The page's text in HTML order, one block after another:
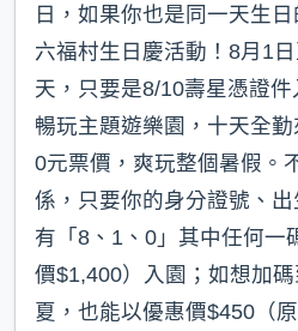
日，如果你也是同一天生
六福村生日慶活動！8月1
天，只要是8/10壽星憑證
暢玩主題遊樂園，十天全
0元票價，爽玩整個暑假。
係，只要你的身分證號、
有「8、1、0」其中任何一
價$1,400）入園；如想加
夏，也能以優惠價$450（